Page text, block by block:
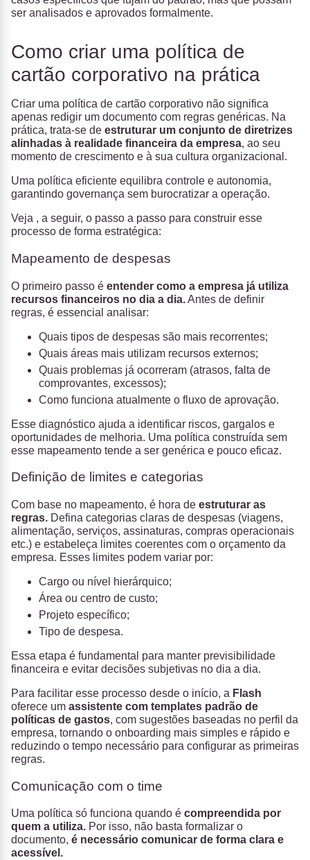
ser analisados e aprovados formalmente.
Como criar uma política de
cartão corporativo na prática
Criar uma política de cartão corporativo não significa
apenas redigir um documento com regras genéricas. Na
prática, trata-se de estruturar um conjunto de diretrizes
alinhadas à realidade financeira da empresa, ao seu
momento de crescimento e à sua cultura organizacional.
Uma política eficiente equilibra controle e autonomia,
garantindo governança sem burocratizar a operação.
Veja , a seguir, o passo a passo para construir esse
processo de forma estratégica:
Mapeamento de despesas
O primeiro passo é entender como a empresa já utiliza
recursos financeiros no dia a dia.Antes de definir
regras, é essencial analisar:
Quais tipos de despesas são mais recorrentes;
Quais áreas mais utilizam recursos externos;
Quais problemas já ocorreram (atrasos, falta de
comprovantes, excessos);
Como funciona atualmente o fluxo de aprovação.
Esse diagnóstico ajuda a identificar riscos, gargalos e
oportunidades de melhoria. Uma política construída sem
esse mapeamento tende a ser genérica e pouco eficaz.
Definição de limites e categorias
Com base no mapeamento, é hora de estruturar as
regras. Defina categorias claras de despesas (viagens,
alimentação, serviços, assinaturas, compras operacionais
etc.) e estabeleça limites coerentes com o orçamento da
empresa. Esses limites podem variar por:
Cargo ou nível hierárquico;
Área ou centro de custo;
Projeto específico;
Tipo de despesa.
Essa etapa é fundamental para manter previsibilidade
financeira e evitar decisões subjetivas no dia a dia.
Para facilitar esse processo desde o início, a Flash
oferece um assistente com templates padrão de
políticas de gastos, com sugestões baseadas no perfil da
empresa, tornando o onboarding mais simples e rápido e
reduzindo o tempo necessário para configurar as primeiras
regras.
Comunicação com o time
Uma política só funciona quando é compreendida por
quem a utiliza. Por isso, não basta formalizar o
documento, é necessário comunicar de forma clara e
acessível.